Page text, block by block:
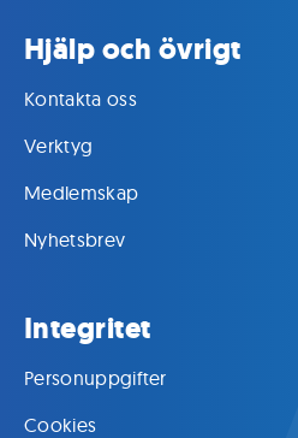
Hjälp och övrigt
Kontakta oss
Verktyg
Medlemskap
Nyhetsbrev
Integritet
Personuppgifter
Cookies